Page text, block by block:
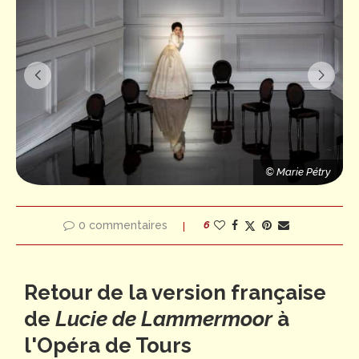
© Marie Pétry
© Marie Pétry
© Marie Pétry
0 commentaires 6
Retour de la version française
de Lucie de Lammermoorà
l'Opéra de Tours